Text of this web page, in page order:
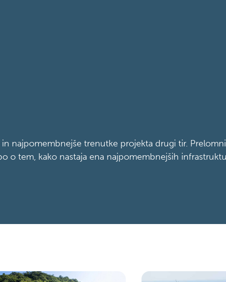
najpomembnejše trenutke projekta drugi tir.
o tem, kako nastaja ena najpomembnejših